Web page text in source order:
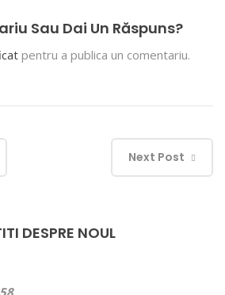
Sau Dai Un Răspuns?
pentru a publica un comentariu.
Next Post
DESPRE NOUL